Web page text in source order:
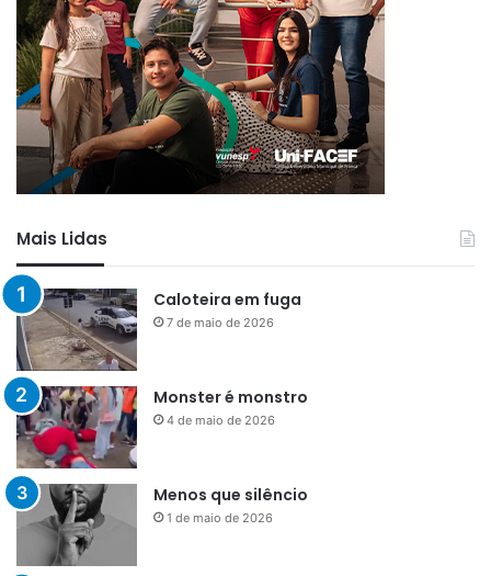
Mais Lidas
Caloteira em fuga
7 de maio de 2026
Monster é monstro
4 de maio de 2026
Menos que silêncio
1 de maio de 2026